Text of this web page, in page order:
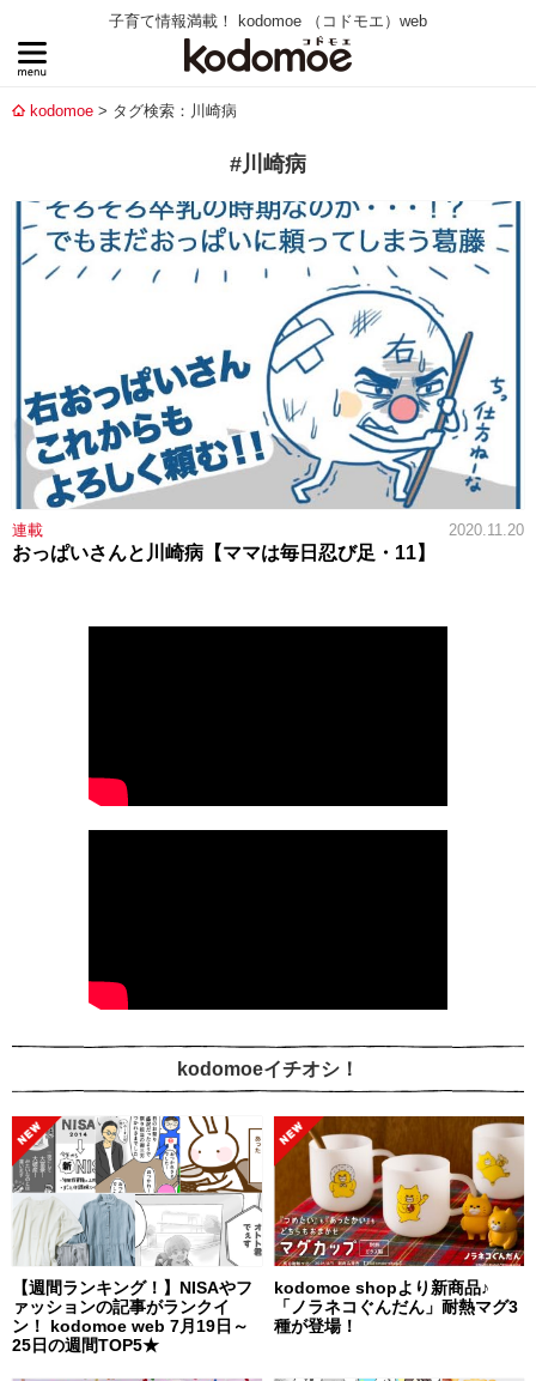
子育て情報満載！ kodomoe （コドモエ）web
kodomoe タグ検索：川崎病
#川崎病
連載 2020.11.20
おっぱいさんと川崎病【ママは毎日忍び足・11】
kodomoeイチオシ！
【週間ランキング！】NISAやフ
ァッションの記事がランクイ
ン！ kodomoe web 7月19日～
25日の週間TOP5★
kodomoe shopより新商品♪
「ノラネコぐんだん」耐熱マグ3
種が登場！